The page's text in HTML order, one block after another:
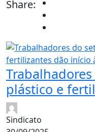
Share:
plástico e
Sindicato